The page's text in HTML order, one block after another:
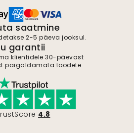
saatmine
2-5 päeva jooksul.
garantii
klientidele 30-päevast
paigaldamata toodete
4.8